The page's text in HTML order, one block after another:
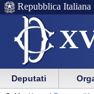
Menu
di
Vai
Repubblica Italiana
Menu
di
VaiDeputati